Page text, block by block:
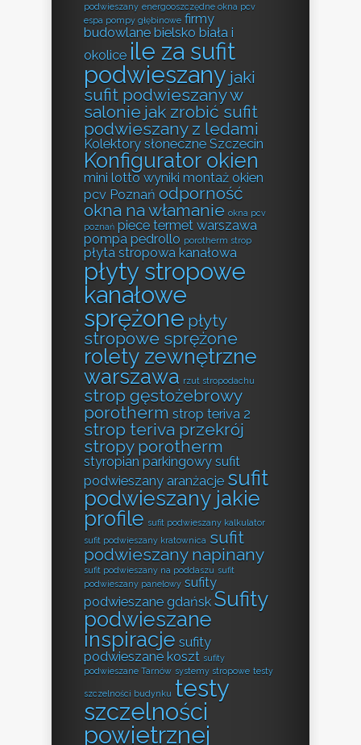
podwieszany energooszczędne okna pcv
espa pompy głębinowe firmy
budowlane bielsko biała i
okolice ile za sufit
podwieszany jaki
sufit podwieszany w
salonie jak zrobić sufit
podwieszany z ledami
Kolektory słoneczne Szczecin
Konfigurator okien
mini lotto wyniki montaż okien
pcv Poznań odporność
okna na włamanie okna pcv
poznań piece termet warszawa
pompa pedrollo porotherm strop
płyta stropowa kanałowa
płyty stropowe
kanałowe
sprężone płyty
stropowe sprężone
rolety zewnętrzne
warszawa rzut stropodachu
strop gęstożebrowy
porotherm strop teriva 2
strop teriva przekrój
stropy porotherm
styropian parkingowy sufit
podwieszany aranżacje sufit
podwieszany jakie
profile sufit podwieszany kalkulator
sufit podwieszany kratownica sufit
podwieszany napinany
sufit podwieszany na poddaszu sufit
podwieszany panelowy sufity
podwieszane gdańsk Sufity
podwieszane
inspiracje sufity
podwieszane koszt sufity
podwieszane Tarnów systemy stropowe testy
szczelności budynku testy
szczelności
powietrznej